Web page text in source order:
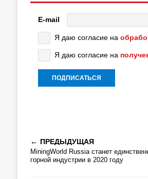
E-mail
Я даю согласие на
Я даю согласие на
ПРЕДЫДУЩАЯ
MiningWorld Russia станет
горной индустрии в 2020 году